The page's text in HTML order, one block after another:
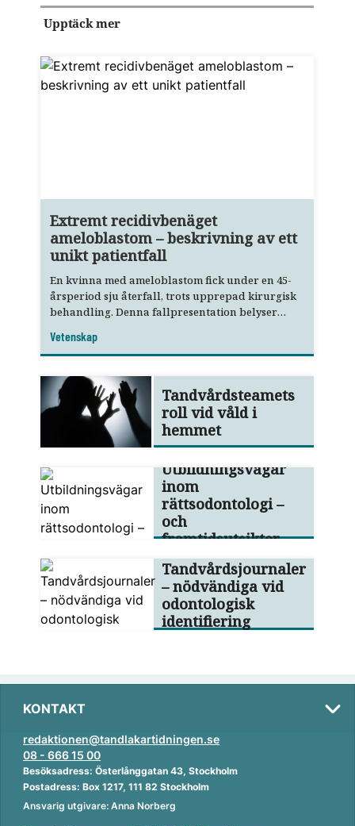
Upptäck mer
Extremt recidivbenäget
ameloblastom – beskrivning av ett
unikt patientfall
En kvinna med ameloblastom fick under en 45-
årsperiod sju återfall, trots upprepad kirurgisk
behandling. Denna fallpresentation belyser
upptäckt och remittering.
Vetenskap
Tandvårdsteamets
roll vid våld i
hemmet
Utbildningsvägar
inom
rättsodontologi –
och
framtidsutsikter
Tandvårdsjournaler
– nödvändiga vid
odontologisk
identifiering
KONTAKT
redaktionen@tandlakartidningen.se
08 - 666 15 00
Besöksadress: Österlånggatan 43, Stockholm
Postadress: Box 1217, 111 82 Stockholm
Ansvarig utgivare: Anna Norberg